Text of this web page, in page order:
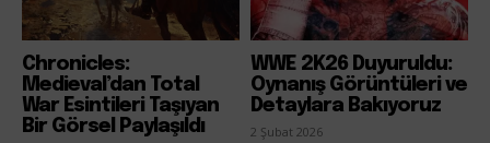
Chronicles:
Medieval’dan Total
War Esintileri Taşıyan
Bir Görsel Paylaşıldı
WWE 2K26 Duyuruldu:
Oynanış Görüntüleri ve
Detaylara Bakıyoruz
2 Şubat 2026